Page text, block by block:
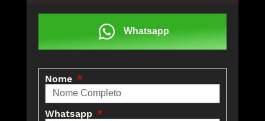
Whatsapp
Nome
Whatsapp